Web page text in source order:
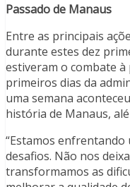
Passado de Manaus
Entre as principais
durante estes dez
estiveram o combate
primeiros dias da
uma semana
história de Manaus,
“Estamos
desafios. Não nos
transformamos as